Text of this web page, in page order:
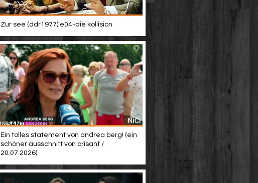
Zur see (ddr1977) e04-die kollision
Ein tolles statement von andrea berg! (ein
schöner ausschnitt von brisant /
20.07.2026)